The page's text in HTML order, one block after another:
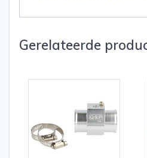
Gerelateerde